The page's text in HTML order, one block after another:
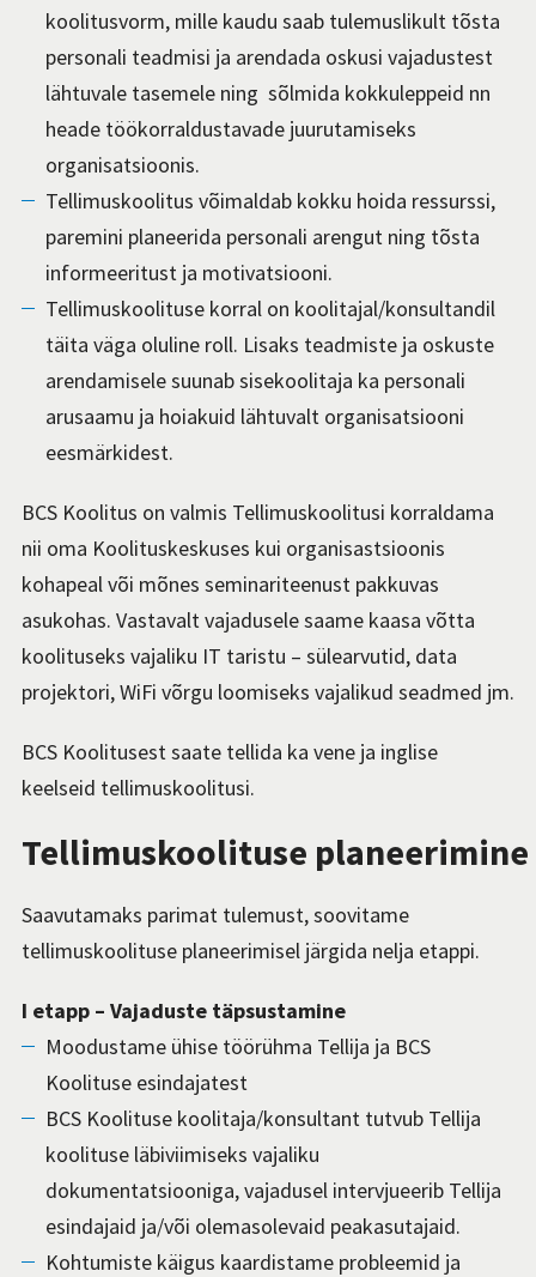
koolitusvorm, mille kaudu saab tulemuslikult tõsta
personali teadmisi ja arendada oskusi vajadustest
lähtuvale tasemele ning sõlmida kokkuleppeid nn
heade töökorraldustavade juurutamiseks
organisatsioonis.
Tellimuskoolitus võimaldab kokku hoida ressurssi,
paremini planeerida personali arengut ning tõsta
informeeritust ja motivatsiooni.
Tellimuskoolituse korral on koolitajal/konsultandil
täita väga oluline roll. Lisaks teadmiste ja oskuste
arendamisele suunab sisekoolitaja ka personali
arusaamu ja hoiakuid lähtuvalt organisatsiooni
eesmärkidest.
BCS Koolitus on valmis Tellimuskoolitusi korraldama
nii oma Koolituskeskuses kui organisastsioonis
kohapeal või mõnes seminariteenust pakkuvas
asukohas. Vastavalt vajadusele saame kaasa võtta
koolituseks vajaliku IT taristu – sülearvutid, data
projektori, WiFi võrgu loomiseks vajalikud seadmed jm.
BCS Koolitusest saate tellida ka vene ja inglise
keelseid tellimuskoolitusi.
Tellimuskoolituse planeerimine
Saavutamaks parimat tulemust, soovitame
tellimuskoolituse planeerimisel järgida nelja etappi.
I etapp – Vajaduste täpsustamine
Moodustame ühise töörühma Tellija ja BCS
Koolituse esindajatest
BCS Koolituse koolitaja/konsultant tutvub Tellija
koolituse läbiviimiseks vajaliku
dokumentatsiooniga, vajadusel intervjueerib Tellija
esindajaid ja/või olemasolevaid peakasutajaid.
Kohtumiste käigus kaardistame probleemid ja